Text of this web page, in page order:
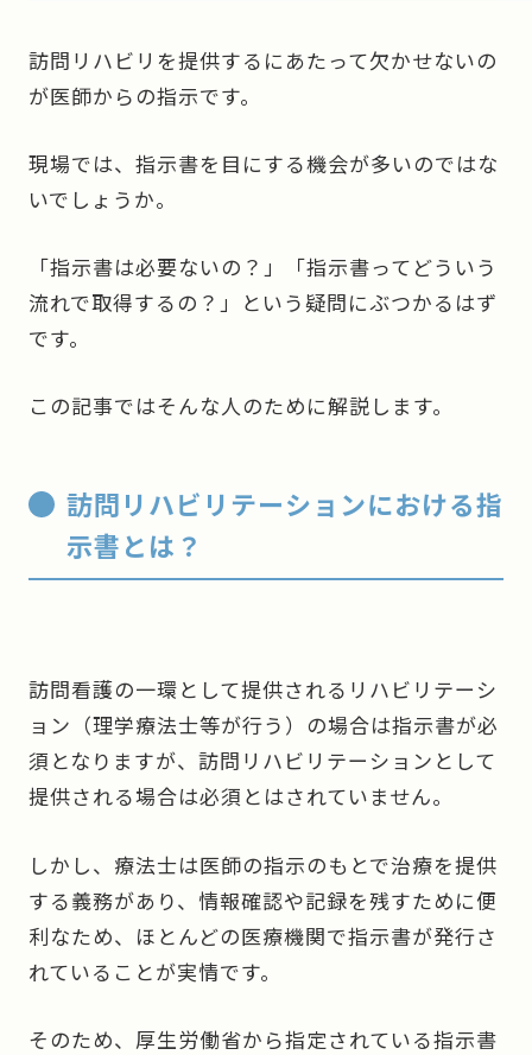
訪問リハビリを提供するにあたって欠かせないの
が医師からの指示です。
現場では、指示書を目にする機会が多いのではな
いでしょうか。
「指示書は必要ないの？」「指示書ってどういう
流れで取得するの？」という疑問にぶつかるはず
です。
この記事ではそんな人のために解説します。
訪問リハビリテーションにおける指
示書とは？
訪問看護の一環として提供されるリハビリテーシ
ョン（理学療法士等が行う）の場合は指示書が必
須となりますが、訪問リハビリテーションとして
提供される場合は必須とはされていません。
しかし、療法士は医師の指示のもとで治療を提供
する義務があり、情報確認や記録を残すために便
利なため、ほとんどの医療機関で指示書が発行さ
れていることが実情です。
そのため、厚生労働省から指定されている指示書